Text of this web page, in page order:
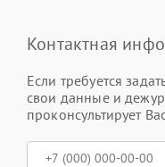
Контактная
Если требуется
свои данные и
проконсультирует